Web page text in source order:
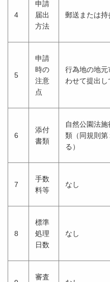
4
申請
届出
方法
郵送または持
5
申請
時の
注意
点
行為地の地元
わせて提出し
6
添付
書類
自然公園法
類（同規則第
る）
7
手数
料等
なし
8
標準
処理
日数
なし
審査